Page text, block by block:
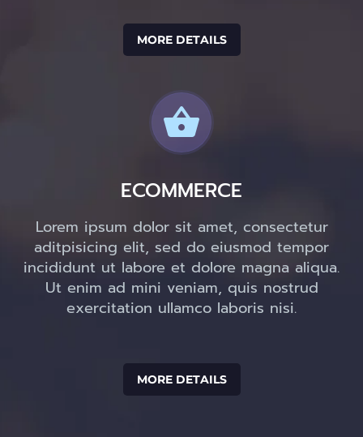
MORE DETAILS


ECOMMERCE
Lorem ipsum dolor sit amet, consectetur
aditpisicing elit, sed do eiusmod tempor
incididunt ut labore et dolore magna aliqua.
Ut enim ad mini veniam, quis nostrud
exercitation ullamco laboris nisi.
MORE DETAILS